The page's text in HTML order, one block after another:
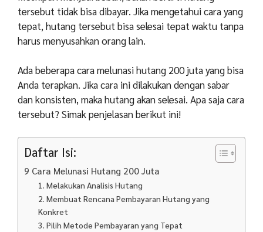
tersebut tidak bisa dibayar. Jika mengetahui cara yang
tepat, hutang tersebut bisa selesai tepat waktu tanpa
harus menyusahkan orang lain.
Ada beberapa cara melunasi hutang 200 juta yang bisa
Anda terapkan. Jika cara ini dilakukan dengan sabar
dan konsisten, maka hutang akan selesai. Apa saja cara
tersebut? Simak penjelasan berikut ini!
Daftar Isi:
9 Cara Melunasi Hutang 200 Juta
1. Melakukan Analisis Hutang
2. Membuat Rencana Pembayaran Hutang yang
Konkret
3. Pilih Metode Pembayaran yang Tepat